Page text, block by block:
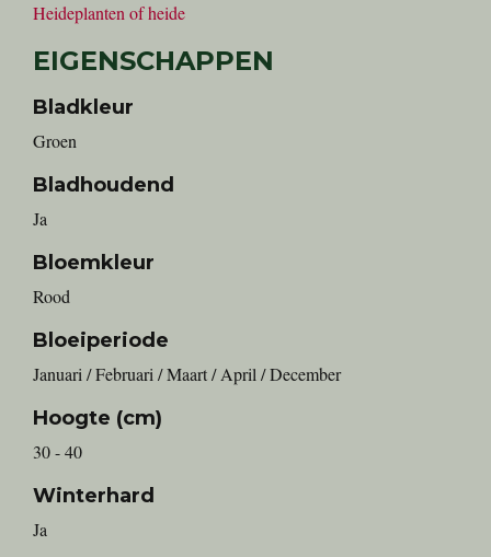
Heideplanten of heide
EIGENSCHAPPEN
Bladkleur
Groen
Bladhoudend
Ja
Bloemkleur
Rood
Bloeiperiode
Januari / Februari / Maart / April / December
Hoogte (cm)
30 - 40
Winterhard
Ja